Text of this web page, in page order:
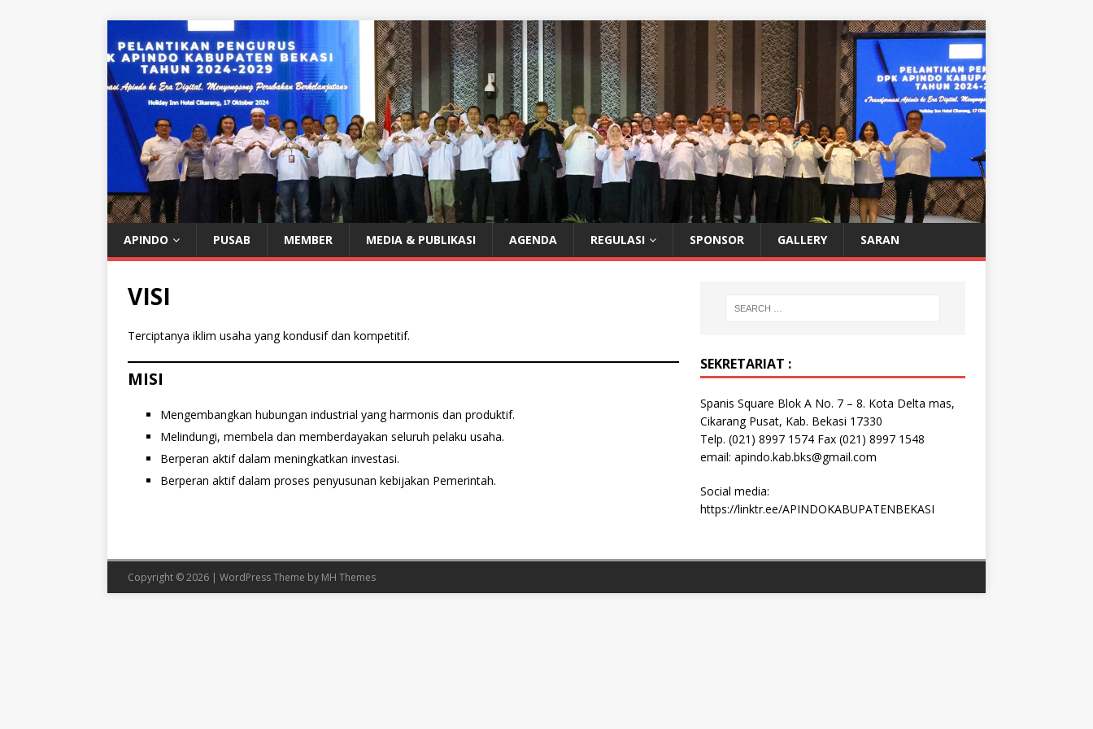
APINDO PUSAB MEMBER MEDIA & PUBLIKASI AGENDA REGULASI SPONSOR GALLERY SARAN
VISI
Terciptanya iklim usaha yang kondusif dan kompetitif.
MISI
Mengembangkan hubungan industrial yang harmonis dan produktif.
Melindungi, membela dan memberdayakan seluruh pelaku usaha.
Berperan aktif dalam meningkatkan investasi.
Berperan aktif dalam proses penyusunan kebijakan Pemerintah.
SEKRETARIAT :
Spanis Square Blok A No. 7 – 8. Kota Delta mas,
Cikarang Pusat, Kab. Bekasi 17330
Telp. (021) 8997 1574 Fax (021) 8997 1548
email: apindo.kab.bks@gmail.com
Social media:
https://linktr.ee/APINDOKABUPATENBEKASI
Copyright © 2026 | WordPress Theme by MH Themes